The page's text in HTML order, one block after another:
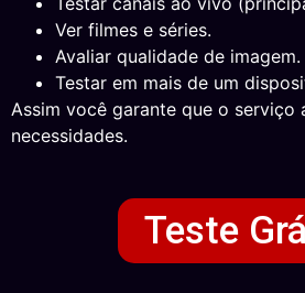
Ver filmes e séries.
Avaliar qualidade de imagem.
Testar em mais de um
Assim você garante que o serviço
necessidades.
Teste